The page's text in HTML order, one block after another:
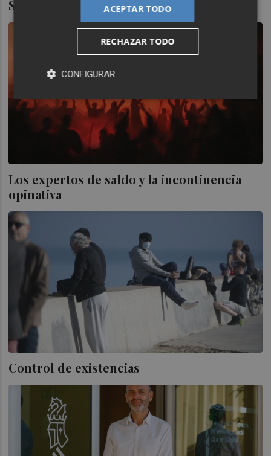
Sí existen las comidas gratuitas
Los expertos de saldo y la incontinencia
opinativa
Control de existencias
ACEPTAR TODO
RECHAZAR TODO
CONFIGURAR